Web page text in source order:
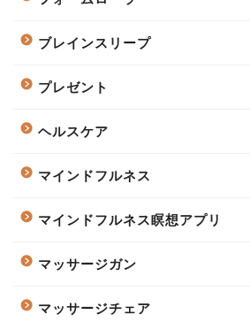
ブレインスリープ
プレゼント
ヘルスケア
マインドフルネス
マインドフルネス瞑想アプリ
マッサージガン
マッサージチェア